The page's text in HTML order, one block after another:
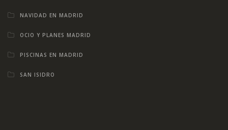
NAVIDAD EN MADRID
OCIO Y PLANES MADRID
PISCINAS EN MADRID
SAN ISIDRO